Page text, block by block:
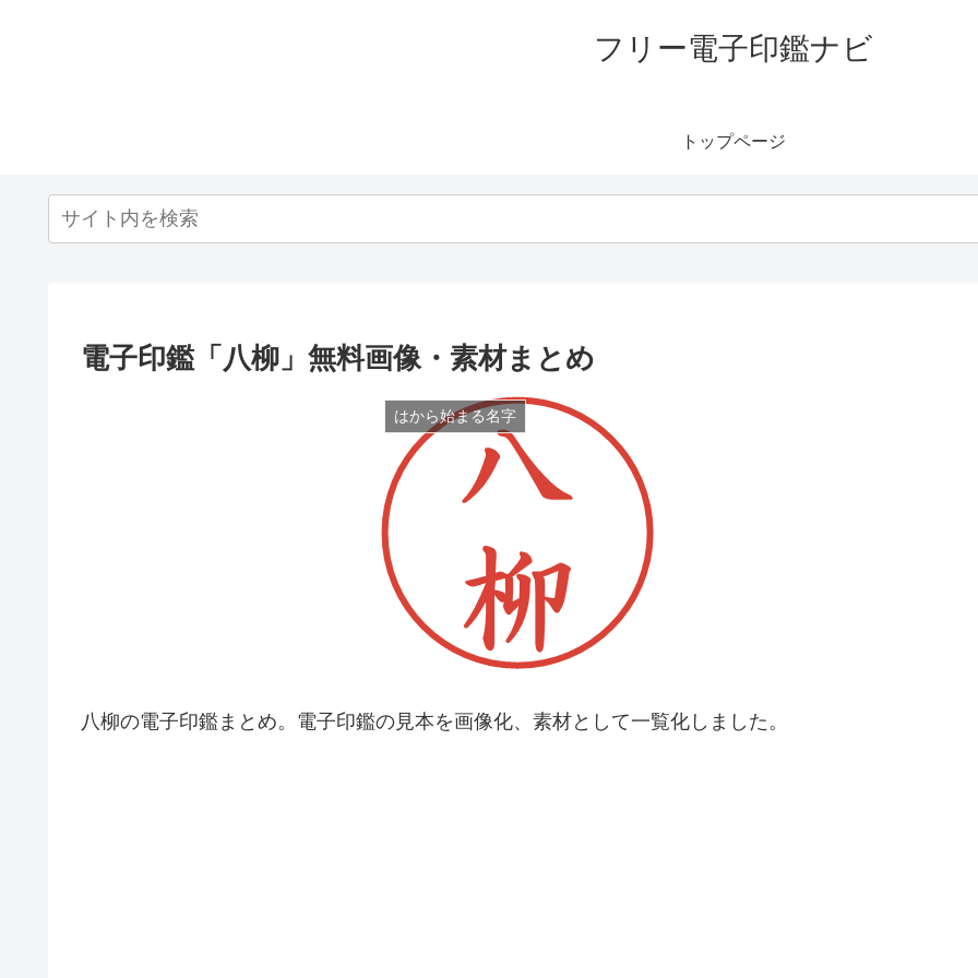
フリー電子印鑑ナビ
トップページ
電子印鑑「八柳」無料画像・素材まとめ
はから始まる名字
八柳の電子印鑑まとめ。電子印鑑の見本を画像化、素材として一覧化しました。